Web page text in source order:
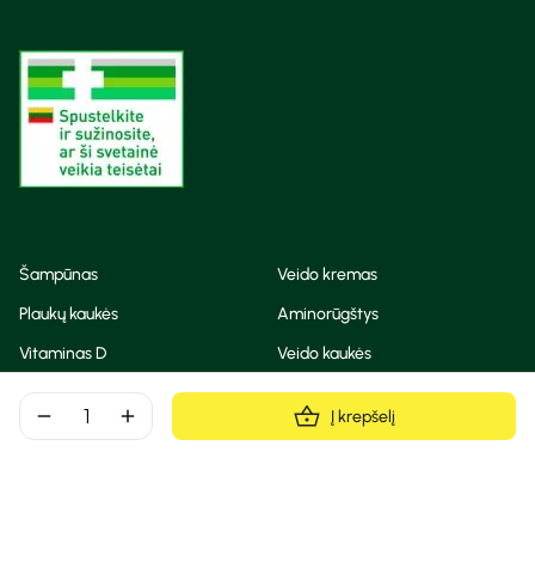
remove add Į krepšelį
Šampūnas
Veido kremas
Plaukų kaukės
Aminorūgštys
Vitaminas D
Veido kaukės
Korėjietiška kosmetika
Eteriniai aliejai
Dezodorantas
BB ir CC kremas